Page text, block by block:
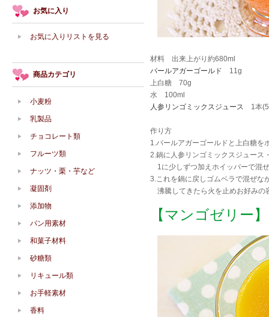
材料 出来上がり約680ml
パールアガーゴールド 11g
上白糖 70g
水 100ml
人参リンゴミックスジュース 1本
作り方
1.パールアガーゴールドと上白糖を
2.鍋に人参リンゴミックスジュース
1に少しずつ加えホイッパーで混
3.これを鍋に戻しゴムベラで混ぜな
沸騰してきたら火を止めお好みの
【マンゴゼリー】
お気に入り
お気に入りリストを見る
商品カテゴリ
小麦粉
乳製品
チョコレート類
フルーツ類
ナッツ・栗・芋など
凝固剤
添加物
パン用素材
和菓子材料
砂糖類
リキュール類
お手軽素材
香料